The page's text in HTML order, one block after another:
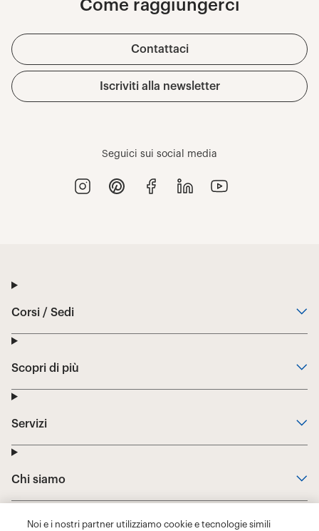
Noi e i nostri partner utilizziamo cookie e tecnologie simili